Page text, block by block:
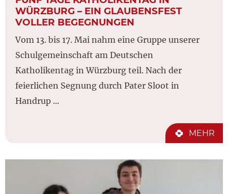
WÜRZBURG – EIN GLAUBENSFEST
VOLLER BEGEGNUNGEN
Vom 13. bis 17. Mai nahm eine Gruppe unserer
Schulgemeinschaft am Deutschen
Katholikentag in Würzburg teil. Nach der
feierlichen Segnung durch Pater Sloot in
Handrup ...
MEHR